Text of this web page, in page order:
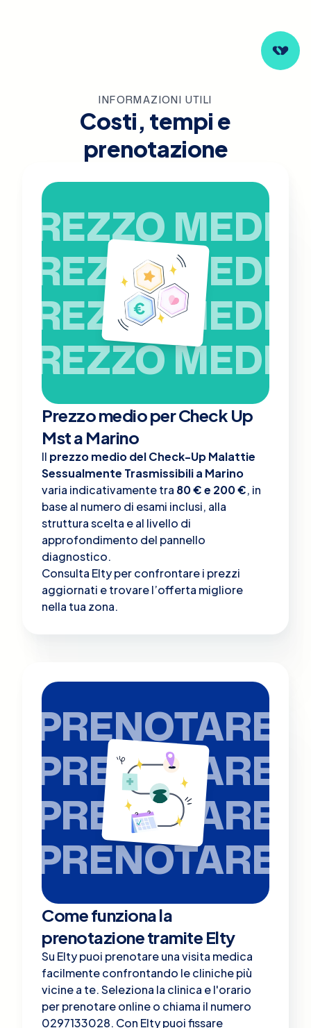
INFORMAZIONI UTILI
Costi, tempi e
prenotazione
PREZZO MEDIO
PREZZO MEDIO
PREZZO MEDIO
PREZZO MEDIO
Prezzo medio per Check Up
Mst a Marino
Il prezzo medio del Check-Up Malattie
Sessualmente Trasmissibili a Marino
varia indicativamente tra 80 € e 200 €, in
base al numero di esami inclusi, alla
struttura scelta e al livello di
approfondimento del pannello
diagnostico.
Consulta Elty per confrontare i prezzi
aggiornati e trovare l’offerta migliore
nella tua zona.
PRENOTARE
PRENOTARE
PRENOTARE
PRENOTARE
Come funziona la
prenotazione tramite Elty
Su Elty puoi prenotare una visita medica
facilmente confrontando le cliniche più
vicine a te. Seleziona la clinica e l'orario
per prenotare online o chiama il numero
0297133028. Con Elty puoi fissare